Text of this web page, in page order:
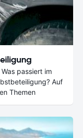
passiert im
Auf
Themen